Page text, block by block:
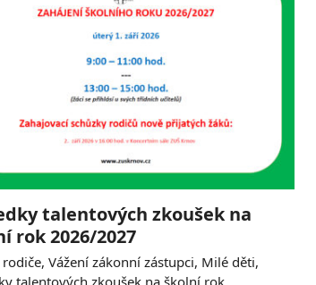
talentových zkoušek na
rok 2026/2027
rodiče, Vážení zákonní zástupci, Milé děti,
talentových zkoušek na školní rok